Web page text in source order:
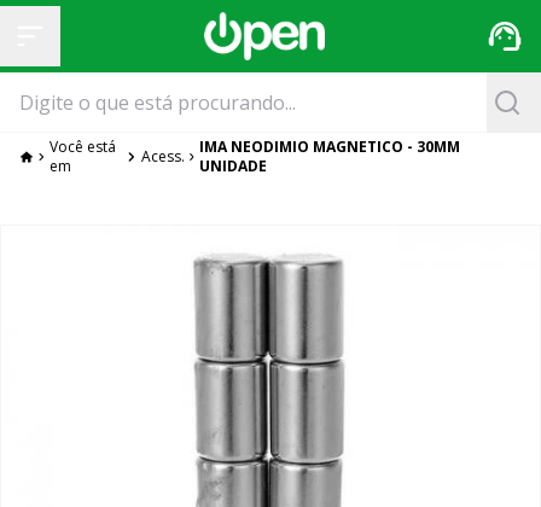
Você está
em
Acess.
IMA NEODIMIO MAGNETICO - 30MM
UNIDADE